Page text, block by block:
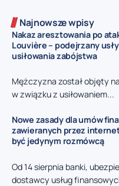
Najnowsze wpisy
Nakaz aresztowania po
Louvière – podejrzany
usiłowania zabójstwa
Mężczyzna został objęty
w związku z usiłowaniem...
Nowe zasady dla umów
zawieranych przez
być jedynym rozmówcą
Od 14 sierpnia banki,
dostawcy usług